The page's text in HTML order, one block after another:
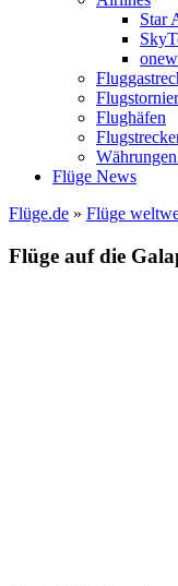
Star
Flughäfen
Flüge News
Flüge.de » Flüge
Flüge auf die